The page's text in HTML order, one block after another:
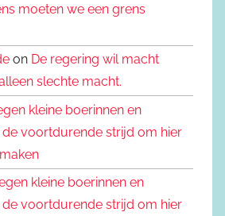
moeten we een grens
on De regering wil macht
slechte macht.
kleine boerinnen en
voortdurende strijd om hier
kleine boerinnen en
voortdurende strijd om hier